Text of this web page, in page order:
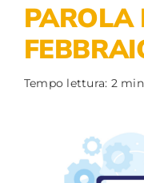
Integrazioni
Blog
PAROLA
Tempo lettura: 2 min